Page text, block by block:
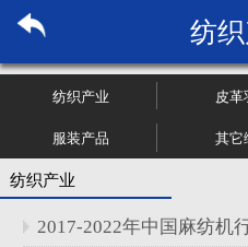
纺
纺织产业 皮革
服装产品 其它
纺织产业
2017-2022年中国麻纺机